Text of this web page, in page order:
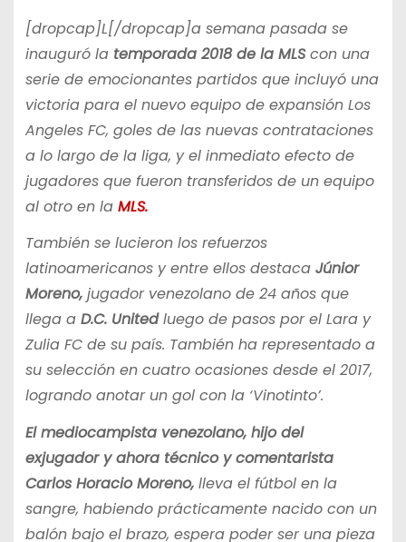
[dropcap]L[/dropcap]a semana pasada se
inauguró latemporada 2018 de la MLScon una
serie de emocionantes partidos que incluyó una
victoria para el nuevo equipo de expansión Los
Angeles FC, goles de las nuevas contrataciones
a lo largo de la liga, y el inmediato efecto de
jugadores que fueron transferidos de un equipo
al otro en la MLS.
También se lucieron los refuerzos
latinoamericanos y entre ellos destaca Júnior
Moreno,jugador venezolano de 24 años que
llega a D.C. Unitedluego de pasos por el Lara y
Zulia FC de su país. También ha representado a
su selección en cuatro ocasiones desde el 2017,
logrando anotar un gol con la ‘Vinotinto’.
El mediocampista venezolano, hijo del
exjugador y ahora técnico y comentarista
Carlos Horacio Moreno,lleva el fútbol en la
sangre, habiendo prácticamente nacido con un
balón bajo el brazo, espera poder ser una pieza